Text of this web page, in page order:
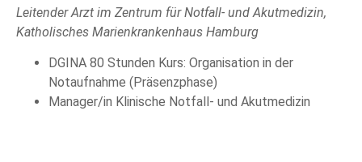
Leitender Arzt im Zentrum für Notfall- und Akutmedizin,
Katholisches Marienkrankenhaus Hamburg
DGINA 80 Stunden Kurs: Organisation in der
Notaufnahme (Präsenzphase)
Manager/in Klinische Notfall- und Akutmedizin